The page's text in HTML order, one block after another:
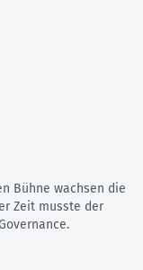
Bühne wachsen die
Zeit musste der